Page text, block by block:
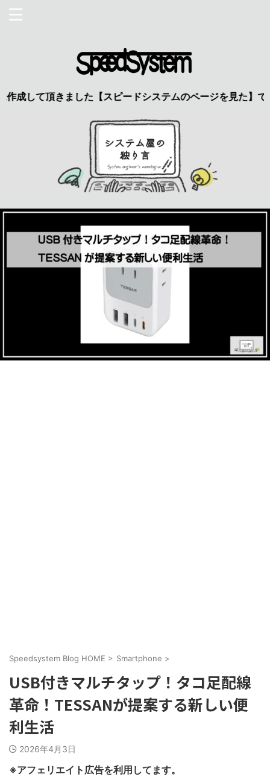
た【スピードシステムのページを見た】で特典あり 興味
Speedsystem Blog HOME > Smartphone >
USB付きマルチタップ！タコ足配線
革命！TESSANが提案する新しい便
利生活
2026年4月3日
※アフェリエイト広告を利用してます。